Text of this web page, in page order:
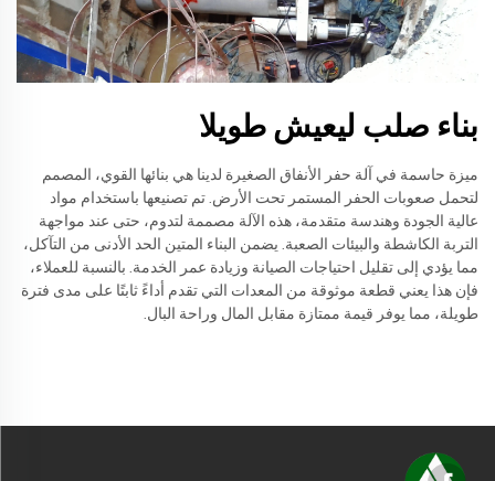
بناء صلب ليعيش طويلا
ميزة حاسمة في آلة حفر الأنفاق الصغيرة لدينا هي بنائها القوي، المصمم
لتحمل صعوبات الحفر المستمر تحت الأرض. تم تصنيعها باستخدام مواد
عالية الجودة وهندسة متقدمة، هذه الآلة مصممة لتدوم، حتى عند مواجهة
التربة الكاشطة والبيئات الصعبة. يضمن البناء المتين الحد الأدنى من التآكل،
مما يؤدي إلى تقليل احتياجات الصيانة وزيادة عمر الخدمة. بالنسبة للعملاء،
فإن هذا يعني قطعة موثوقة من المعدات التي تقدم أداءً ثابتًا على مدى فترة
طويلة، مما يوفر قيمة ممتازة مقابل المال وراحة البال.